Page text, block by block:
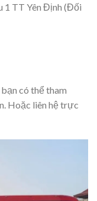
1 TT Yên Định (Đối
có thể tham
Hoặc liên hệ trực